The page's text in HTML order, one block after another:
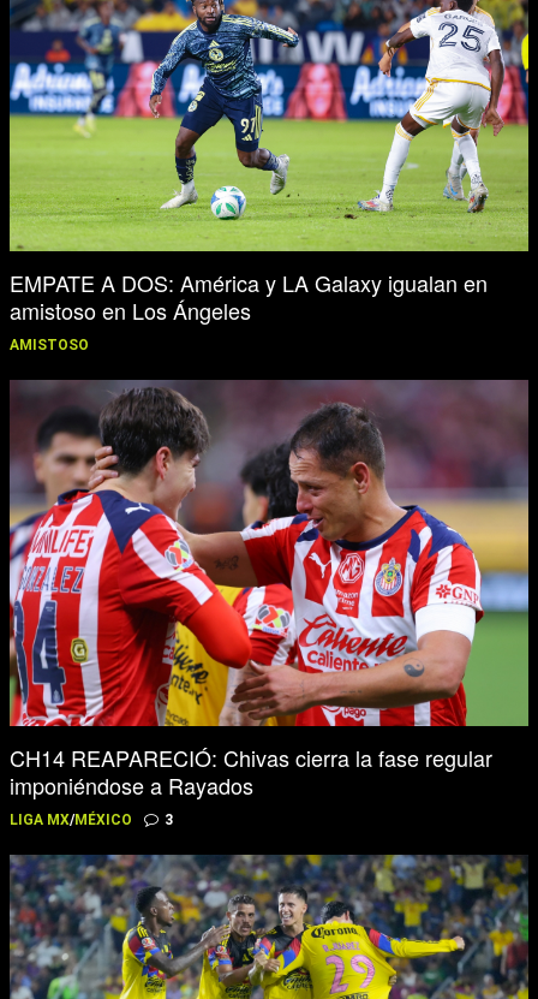
EMPATE A DOS: América y LA Galaxy igualan en
amistoso en Los Ángeles
AMISTOSO
CH14 REAPARECIÓ: Chivas cierra la fase regular
imponiéndose a Rayados
LIGA MX/MÉXICO 3